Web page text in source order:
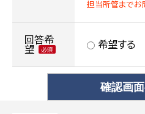
担当所管までお
回答希
望
希望する